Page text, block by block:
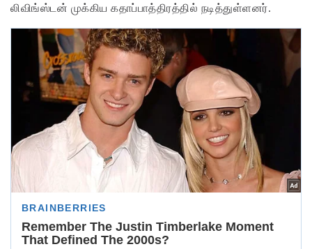
லிவிங்ஸ்டன் முக்கிய கதாப்பாத்திரத்தில் நடித்துள்ளனர்.